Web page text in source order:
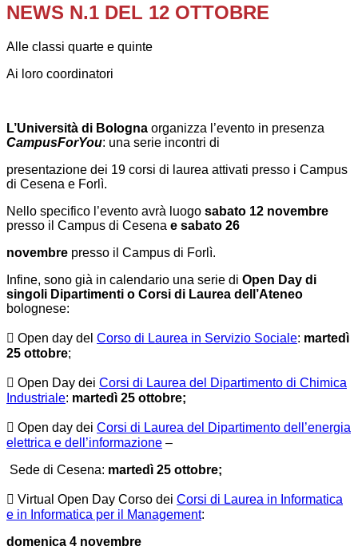
NEWS N.1 DEL 12 OTTOBRE
Alle classi quarte e quinte
Ai loro coordinatori
L’Università di Bologna organizza l’evento in presenza
CampusForYou: una serie incontri di
presentazione dei 19 corsi di laurea attivati presso i Campus
di Cesena e Forlì.
Nello specifico l’evento avrà luogo sabato 12 novembre
presso il Campus di Cesena e sabato 26
novembre presso il Campus di Forlì.
Infine, sono già in calendario una serie di Open Day di
singoli Dipartimenti o Corsi di Laurea dell’Ateneo
bolognese:
 Open day del Corso di Laurea in Servizio Sociale: martedì
25 ottobre;
 Open Day dei Corsi di Laurea del Dipartimento di Chimica
Industriale: martedì 25 ottobre;
 Open day dei Corsi di Laurea del Dipartimento dell’energia
elettrica e dell’informazione –
Sede di Cesena: martedì 25 ottobre;
 Virtual Open Day Corso dei Corsi di Laurea in Informatica
e in Informatica per il Management:
domenica 4 novembre